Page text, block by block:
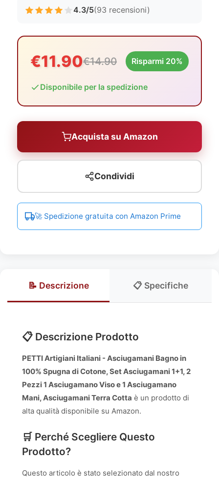
4.3/5(93 recensioni)
€11.90€14.90 Risparmi 20%
Disponibile per la spedizione
Acquista su Amazon
Condividi
🚀 Spedizione gratuita con Amazon Prime
📝 Descrizione 📋 Specifiche
📋 Descrizione Prodotto
PETTI Artigiani Italiani - Asciugamani Bagno in
100% Spugna di Cotone, Set Asciugamani 1+1, 2
Pezzi 1 Asciugamano Viso e 1 Asciugamano
Mani, Asciugamani Terra Cotta è un prodotto di
alta qualità disponibile su Amazon.
🛒 Perché Scegliere Questo
Prodotto?
Questo articolo è stato selezionato dal nostro